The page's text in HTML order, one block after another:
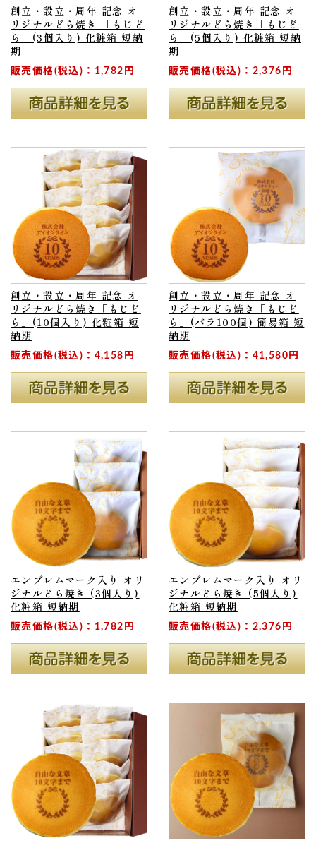
創立・設立・周年 記念 オ
リジナルどら焼き 「もじど
ら」(3個入り) 化粧箱 短納
期
販売価格(税込)：1,782円
創立・設立・周年 記念 オ
リジナルどら焼き「もじど
ら」(5個入り) 化粧箱 短納
期
販売価格(税込)：2,376円
創立・設立・周年 記念 オ
リジナルどら焼き「もじど
ら」(10個入り) 化粧箱 短
納期
販売価格(税込)：4,158円
創立・設立・周年 記念 オ
リジナルどら焼き「もじど
ら」(バラ100個) 簡易箱 短
納期
販売価格(税込)：41,580円
エンブレムマーク入り オリ
ジナルどら焼き (3個入り)
化粧箱 短納期
販売価格(税込)：1,782円
エンブレムマーク入り オリ
ジナルどら焼き (5個入り)
化粧箱 短納期
販売価格(税込)：2,376円